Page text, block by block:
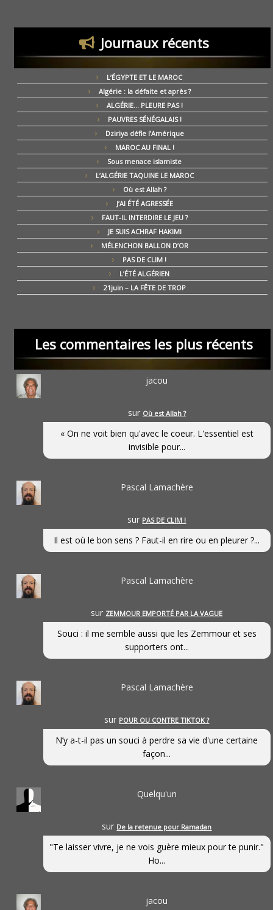
Journaux récents
L’ÉGYPTE ET LE MAROC
Algérie : la défaite et après ?
ALGÉRIE… PLEURE PAS !
PAUVRES SÉNÉGALAIS !
Dziriya défie l’Amérique
MAROC AU FINAL !
Sous menace islamiste
L’ALGÉRIE TAQUINE LE MAROC
Où est Allah ?
J’AI ÉTÉ AGRESSÉE
FAUT-IL INTERDIRE LE JEU ?
JE SUIS ACHRAF HAKIMI
MÉLENCHON BALLON D’OR
PAS DE CLIM !
L’ÉTÉ ALGÉRIEN
21juin – LA FÊTE DE TROP
Les commentaires les plus récents
jacou
sur Où est Allah ?
« On ne voit bien qu'avec le coeur. L'essentiel est
invisible pour...
Pascal Lamachère
sur PAS DE CLIM !
Il est où le bon sens ? Faut-il en rire ou en pleurer ?...
Pascal Lamachère
sur ZEMMOUR EMPORTÉ PAR LA VAGUE
Souci : il me semble aussi que les Zemmour et ses
supporters ont...
Pascal Lamachère
sur POUR OU CONTRE TIKTOK ?
N’y a-t-il pas un souci à perdre sa vie d'une certaine
façon...
Quelqu'un
sur De la retenue pour Ramadan
"Te laisser vivre, je ne vois guère mieux pour te punir."
Ho...
jacou